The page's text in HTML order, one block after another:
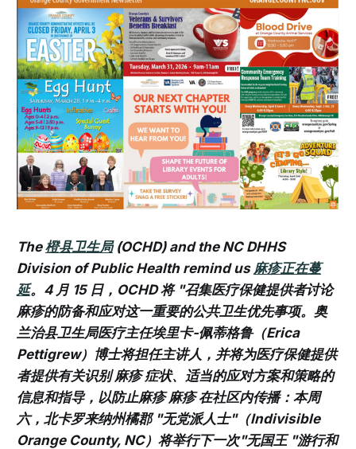
The橙县卫生局(OCHD) and the NC DHHS
Division of Public Health remind us 麻疹正在蔓
延。4 月 15 日，OCHD 将 "召集医疗保健提供者讨论
麻疹的防备和应对这一重要的公共卫生优先事项。奥
兰治县卫生局医疗主任埃里卡-佩蒂格鲁（Erica
Pettigrew）博士将担任主讲人，并将为医疗保健提供
者提供有关识别 麻疹 症状、适当的应对方案和策略的
信息和指导，以防止麻疹 麻疹 在社区内传播：本周
六，北卡罗来纳州橘郡 "无党派人士"（Indivisible
Orange County, NC）将举行下一次"无国王 "游行和